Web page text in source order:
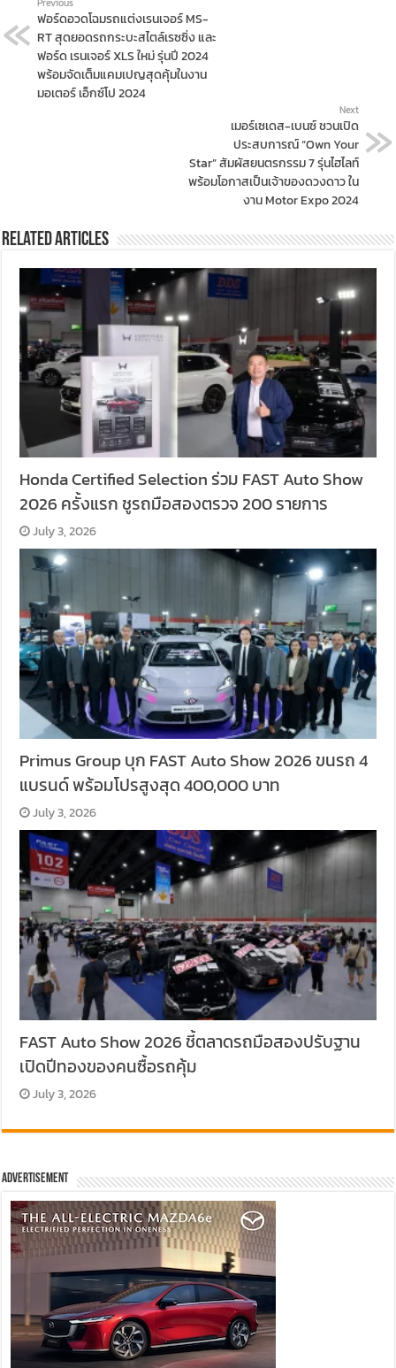
ฟอร์ดอวดโฉมรถแต่งเรนเจอร์ MS-
RT สุดยอดรถกระบะสไตล์เรซซิ่ง และ
ฟอร์ด เรนเจอร์ XLS ใหม่ รุ่นปี 2024
พร้อมจัดเต็มแคมเปญสุดคุ้มในงาน
มอเตอร์ เอ็กซ์โป 2024
Next
เมอร์เซเดส-เบนซ์ ชวนเปิด
ประสบการณ์ “Own Your
Star” สัมผัสยนตรกรรม 7 รุ่นไฮไลท์
พร้อมโอกาสเป็นเจ้าของดวงดาว ใน
งาน Motor Expo 2024
Related Articles
Honda Certified Selection ร่วม FAST Auto Show
2026 ครั้งแรก ชูรถมือสองตรวจ 200 รายการ
July 3, 2026
Primus Group บุก FAST Auto Show 2026 ขนรถ 4
แบรนด์ พร้อมโปรสูงสุด 400,000 บาท
July 3, 2026
FAST Auto Show 2026 ชี้ตลาดรถมือสองปรับฐาน
เปิดปีทองของคนซื้อรถคุ้ม
July 3, 2026
Advertisement